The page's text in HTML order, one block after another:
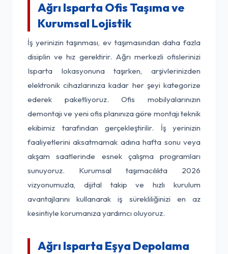
Ağrı Isparta Ofis Taşıma ve
Kurumsal Lojistik
İş yerinizin taşınması, ev taşımasından daha fazla
disiplin ve hız gerektirir. Ağrı merkezli ofislerinizi
Isparta lokasyonuna taşırken, arşivlerinizden
elektronik cihazlarınıza kadar her şeyi kategorize
ederek paketliyoruz. Ofis mobilyalarınızın
demontajı ve yeni ofis planınıza göre montajı teknik
ekibimiz tarafından gerçekleştirilir. İş yerinizin
faaliyetlerini aksatmamak adına hafta sonu veya
akşam saatlerinde esnek çalışma programları
sunuyoruz. Kurumsal taşımacılıkta 2026
vizyonumuzla, dijital takip ve hızlı kurulum
avantajlarını kullanarak iş sürekliliğinizi en az
kesintiyle korumanıza yardımcı oluyoruz.
Ağrı Isparta Eşya Depolama